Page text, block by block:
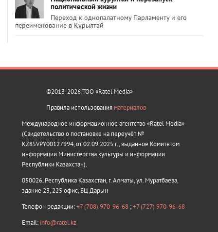
политической жизни
Переход к однопалатному Парламенту и его
переименование в Құрылтай
©2013-2026 ТОО «Ratel Media»
Правила использования материалов
Международное информационное агентство «Ratel Media»
(Свидетельство о постановке на переучёт №
KZ85VPY00127994, от 02.09.2025 г., выданное Комитетом
информации Министерства культуры и информации
Республики Казахстан).
050026, Республика Казахстан, г. Алматы, ул. Муратбаева,
здание 23, 225 офис, БЦ Дарын
Телефон редакции:+7 (708) 970-96-68 ;+7 (727) 970-96-68
Email: info@ratel.kz